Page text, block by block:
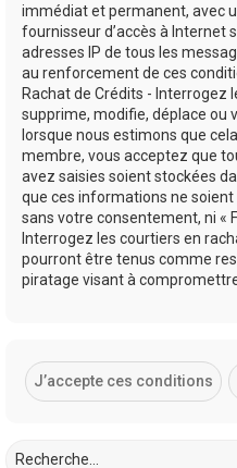
immédiat et permanent, avec
fournisseur d’accès à Internet
adresses IP de tous les
au renforcement de ces
Rachat de Crédits - Interrogez
supprime, modifie, déplace ou
lorsque nous estimons que
membre, vous acceptez que
avez saisies soient stockées
que ces informations ne
sans votre consentement, ni «
Interrogez les courtiers en
pourront être tenus comme
piratage visant à